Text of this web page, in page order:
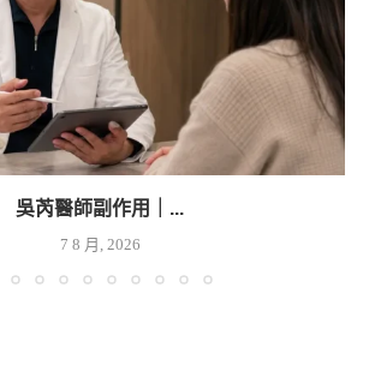
吳芮醫師副作用｜...
7 8 月, 2026